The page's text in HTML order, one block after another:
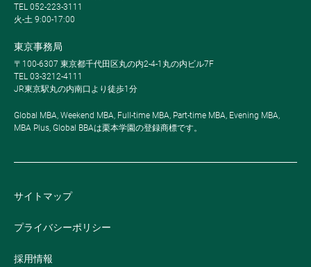
TEL 052-223-3111
火-土 9:00-17:00
東京事務局
〒100-6307 東京都千代田区丸の内2-4-1丸の内ビル7F
TEL 03-3212-4111
JR東京駅丸の内南口より徒歩1分
Global MBA, Weekend MBA, Full-time MBA, Part-time MBA, Evening MBA,
MBA Plus, Global BBAは栗本学園の登録商標です。
サイトマップ
プライバシーポリシー
採用情報